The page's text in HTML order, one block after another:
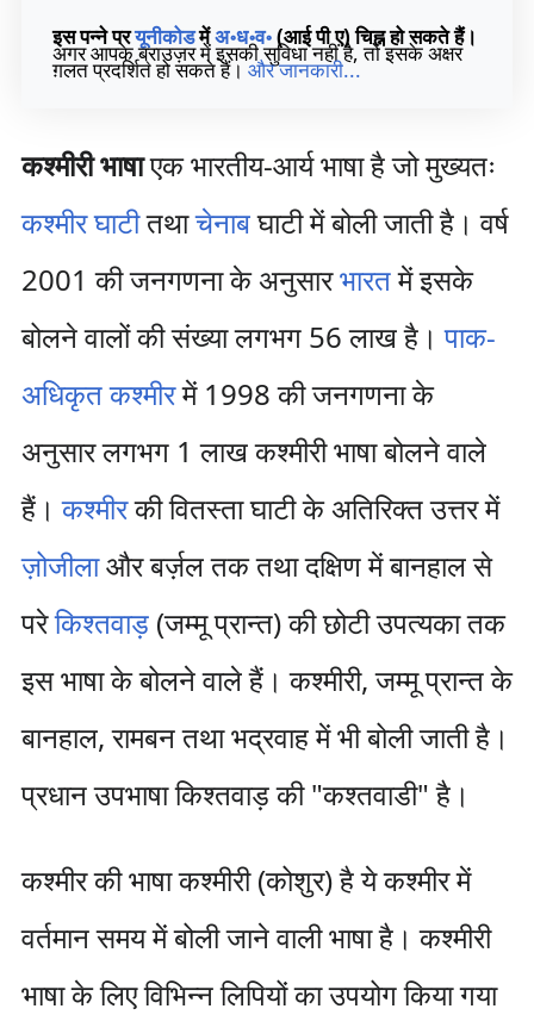
इस पन्ने परयूनीकोडमेंअ॰ध॰व॰(आई पी ए) चिह्न हो सकते हैं।
अगर आपके ब्राउज़र में इसकी सुविधा नहीं है, तो इसके अक्षर
ग़लत प्रदर्शित हो सकते हैं।और जानकारी...
कश्मीरी भाषाएक भारतीय-आर्य भाषा है जो मुख्यतः
कश्मीर घाटीतथाचेनाबघाटी में बोली जाती है। वर्ष
2001 की जनगणना के अनुसारभारतमें इसके
बोलने वालों की संख्या लगभग 56 लाख है।पाक-
अधिकृत कश्मीरमें 1998 की जनगणना के
अनुसार लगभग 1 लाख कश्मीरी भाषा बोलने वाले
हैं।कश्मीरकी वितस्ता घाटी के अतिरिक्त उत्तर में
ज़ोजीलाऔर बर्ज़ल तक तथा दक्षिण में बानहाल से
परेकिश्तवाड़(जम्मू प्रान्त) की छोटी उपत्यका तक
इस भाषा के बोलने वाले हैं। कश्मीरी, जम्मू प्रान्त के
बानहाल, रामबन तथा भद्रवाह में भी बोली जाती है।
प्रधान उपभाषा किश्तवाड़ की "कश्तवाडी" है।
कश्मीर की भाषा कश्मीरी (कोशुर) है ये कश्मीर में
वर्तमान समय में बोली जाने वाली भाषा है। कश्मीरी
भाषा के लिए विभिन्न लिपियों का उपयोग किया गया